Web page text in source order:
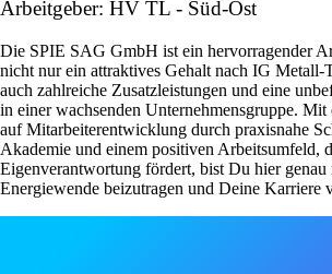
Arbeitgeber: HV TL - Süd-Ost
Die SPIE SAG GmbH ist ein hervorragender
nicht nur ein attraktives Gehalt nach IG Metall-
auch zahlreiche Zusatzleistungen und eine
in einer wachsenden Unternehmensgruppe. Mit
auf Mitarbeiterentwicklung durch praxisnahe
Akademie und einem positiven Arbeitsumfeld,
Eigenverantwortung fördert, bist Du hier
Energiewende beizutragen und Deine Karriere